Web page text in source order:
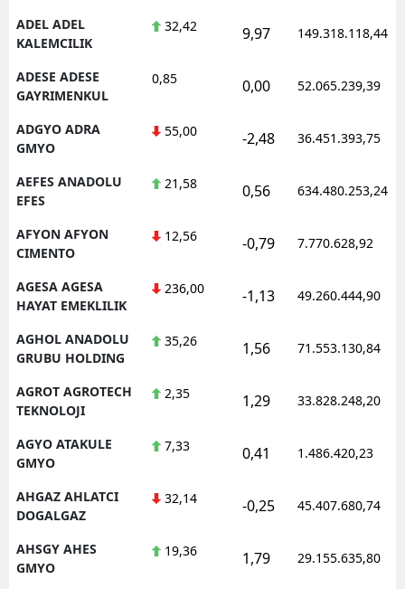
ADEL ADEL
KALEMCILIK
32,42 9,97 149.318.118,44
ADESE ADESE
GAYRIMENKUL
0,85 0,00 52.065.239,39
ADGYO ADRA
GMYO
55,00 -2,48 36.451.393,75
AEFES ANADOLU
EFES
21,58 0,56 634.480.253,24
AFYON AFYON
CIMENTO
12,56 -0,79 7.770.628,92
AGESA AGESA
HAYAT EMEKLILIK
236,00 -1,13 49.260.444,90
AGHOL ANADOLU
GRUBU HOLDING
35,26 1,56 71.553.130,84
AGROT AGROTECH
TEKNOLOJI
2,35 1,29 33.828.248,20
AGYO ATAKULE
GMYO
7,33 0,41 1.486.420,23
AHGAZ AHLATCI
DOGALGAZ
32,14 -0,25 45.407.680,74
AHSGY AHES
GMYO
19,36 1,79 29.155.635,80